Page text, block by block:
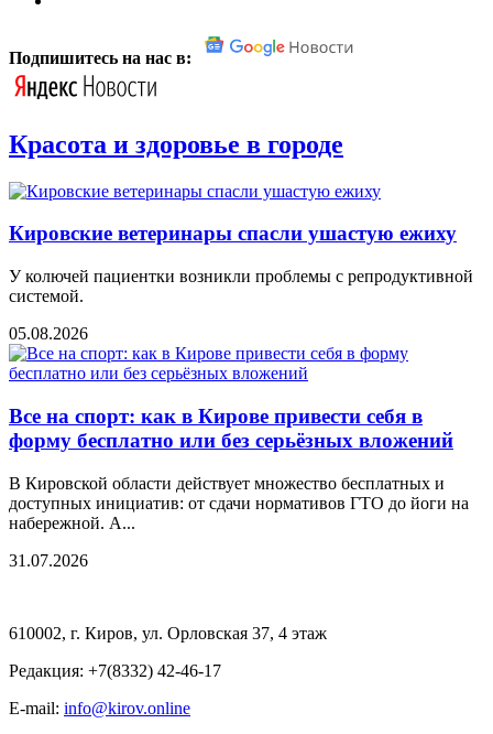
Подпишитесь на нас в:
Красота и здоровье в городе
Кировские ветеринары спасли ушастую ежиху
У колючей пациентки возникли проблемы с репродуктивной
системой.
05.08.2026
Все на спорт: как в Кирове привести себя в
форму бесплатно или без серьёзных вложений
В Кировской области действует множество бесплатных и
доступных инициатив: от сдачи нормативов ГТО до йоги на
набережной. А...
31.07.2026
610002, г. Киров, ул. Орловская 37, 4 этаж
Редакция: +7(8332) 42-46-17
E-mail: info@kirov.online